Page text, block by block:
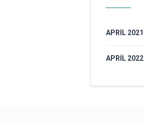
APRIL 2021
APRIL 2022